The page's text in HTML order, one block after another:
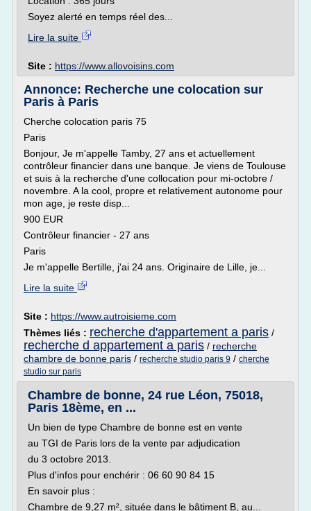
Soyez alerté en temps réel des...
Lire la suite
Site : https://www.allovoisins.com
Annonce: Recherche une colocation sur
Paris à Paris
Cherche colocation paris 75
Paris
Bonjour, Je m'appelle Tamby, 27 ans et actuellement
contrôleur financier dans une banque. Je viens de Toulouse
et suis à la recherche d'une collocation pour mi-octobre /
novembre. A la cool, propre et relativement autonome pour
mon age, je reste disp...
900 EUR
Contrôleur financier - 27 ans
Paris
Je m'appelle Bertille, j'ai 24 ans. Originaire de Lille, je...
Lire la suite
Site : https://www.autroisieme.com
Thèmes liés : recherche d'appartement a paris /
recherche d appartement a paris / recherche
chambre de bonne paris / recherche studio paris 9 / cherche
studio sur paris
Chambre de bonne, 24 rue Léon, 75018,
Paris 18ème, en ...
Un bien de type Chambre de bonne est en vente
au TGI de Paris lors de la vente par adjudication
du 3 octobre 2013.
Plus d'infos pour enchérir : 06 60 90 84 15
En savoir plus :
Chambre de 9,27 m², située dans le bâtiment B, au...